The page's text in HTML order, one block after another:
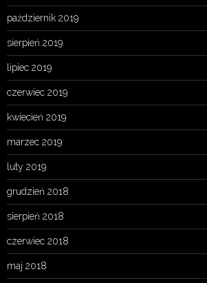
październik 2019
sierpień 2019
lipiec 2019
czerwiec 2019
kwiecień 2019
marzec 2019
luty 2019
grudzień 2018
sierpień 2018
czerwiec 2018
maj 2018